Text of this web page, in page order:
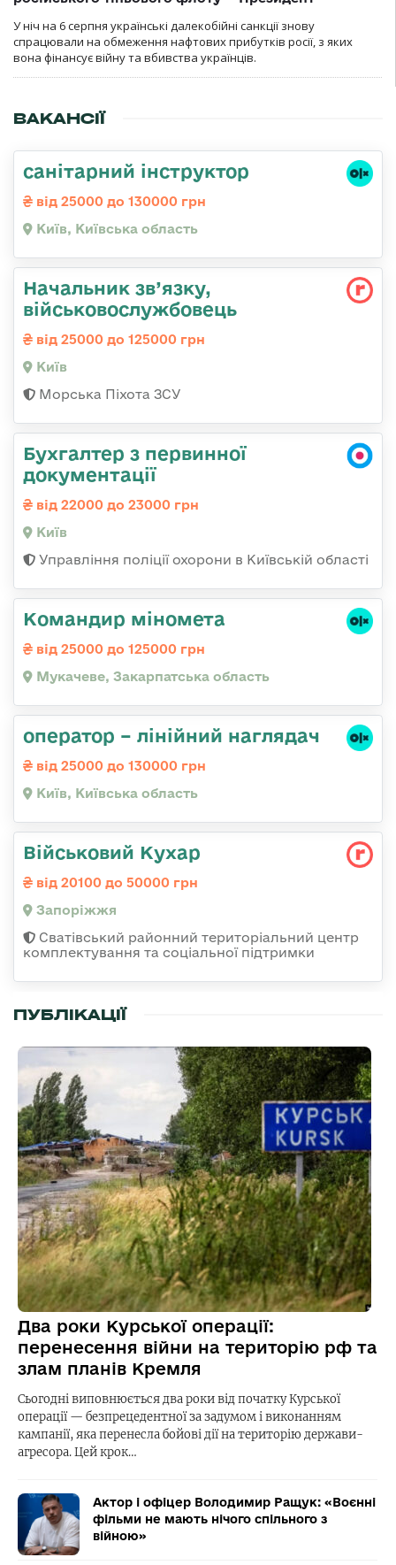
У ніч на 6 серпня українські далекобійні санкції знову
спрацювали на обмеження нафтових прибутків росії, з яких
вона фінансує війну та вбивства українців.
ВАКАНСІЇ
санітарний інструктор
від 25000 до 130000 грн
Київ, Київська область
Начальник зв’язку,
військовослужбовець
від 25000 до 125000 грн
Київ
Морська Піхота ЗСУ
Бухгалтер з первинної
документації
від 22000 до 23000 грн
Київ
Управління поліції охорони в Київській області
Командир міномета
від 25000 до 125000 грн
Мукачеве, Закарпатська область
оператор – лінійний наглядач
від 25000 до 130000 грн
Київ, Київська область
Військовий Кухар
від 20100 до 50000 грн
Запоріжжя
Сватівський районний територіальний центр
комплектування та соціальної підтримки
ПУБЛІКАЦІЇ
Два роки Курської операції:
перенесення війни на територію рф та
злам планів Кремля
Сьогодні виповнюється два роки від початку Курської
операції — безпрецедентної за задумом і виконанням
кампанії, яка перенесла бойові дії на територію держави-
агресора. Цей крок…
Актор і офіцер Володимир Ращук: «Воєнні
фільми не мають нічого спільного з
війною»